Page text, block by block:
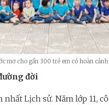
mơ cho gần 300 trẻ em có hoàn
đời
Lịch sử. Năm lớp 11,